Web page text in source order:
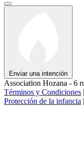
Enviar una intención
Association Hozana - 6
Términos y Condiciones |
Protección de la infancia |